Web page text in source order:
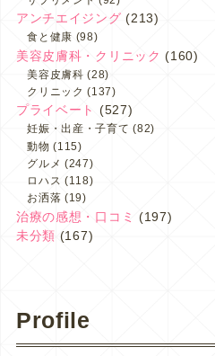
アンチエイジング (213)
食と健康 (98)
美容皮膚科・クリニック (160)
美容皮膚科 (28)
クリニック (137)
プライベート (527)
妊娠・出産・子育て (82)
動物 (115)
グルメ (247)
ロハス (118)
お洒落 (19)
治療の感想・口コミ
(197)
未分類 (167)
Profile